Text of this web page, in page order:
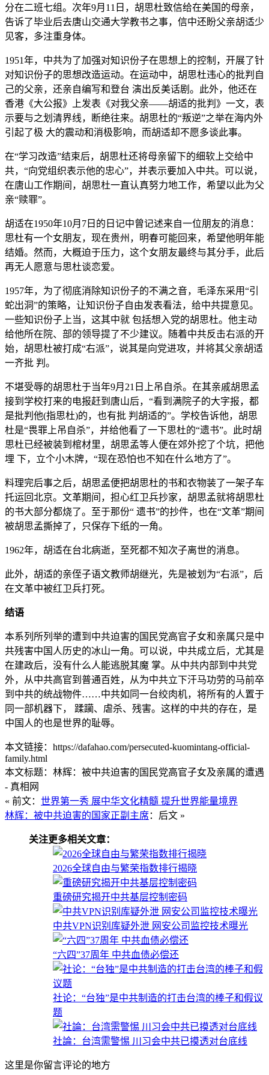
分在二班七组。次年9月11日，胡思杜致信给在美国的母亲，
告诉了毕业后去唐山交通大学教书之事，信中还盼父亲胡适少
见客，多注重身体。
1951年，中共为了加强对知识份子在思想上的控制，开展了针
对知识份子的思想改造运动。在运动中，胡思杜违心的批判自
己的父亲，还亲自编写和登台 演出反美话剧。此外，他还在
香港《大公报》上发表《对我父亲——胡适的批判》一文，表
示要与之划清界线，断绝往来。胡思杜的“叛逆”之举在海内外
引起了极 大的震动和消极影响，而胡适却不愿多谈此事。
在“学习改造”结束后，胡思杜还将母亲留下的细软上交给中
共，“向党组织表示他的忠心”，并表示要加入中共。可以说，
在唐山工作期间，胡思杜一直认真努力地工作，希望以此为父
亲“赎罪”。
胡适在1950年10月7日的日记中曾记述来自一位朋友的消息：
思杜有一个女朋友，现在贵州，明春可能回来，希望他明年能
结婚。然而，大概迫于压力，这个女朋友最终与其分手，此后
再无人愿意与思杜谈恋爱。
1957年，为了彻底消除知识份子的不满之音，毛泽东采用“引
蛇出洞”的策略，让知识份子自由发表看法，给中共提意见。
一些知识份子上当，这其中就 包括想入党的胡思杜。他主动
给他所在院、部的领导提了不少建议。随着中共反击右派的开
始，胡思杜被打成“右派”，说其是向党进攻，并将其父亲胡适
一齐批 判。
不堪受辱的胡思杜于当年9月21日上吊自杀。在其亲戚胡思孟
接到学校打来的电报赶到唐山后，“看到满院子的大字报，都
是批判他(指思杜)的，也有批 判胡适的”。学校告诉他，胡思
杜是“畏罪上吊自杀”，并给他看了一下思杜的“遗书”。此时胡
思杜已经被装到棺材里，胡思孟等人便在郊外挖了个坑，把他
埋 下，立个小木牌，“现在恐怕也不知在什么地方了”。
料理完后事之后，胡思孟便把胡思杜的书和衣物装了一架子车
托运回北京。文革期间，担心红卫兵抄家，胡思孟就将胡思杜
的书大部分都烧了。至于那份“ 遗书”的抄件，也在“文革”期间
被胡思孟撕掉了，只保存下纸的一角。
1962年，胡适在台北病逝，至死都不知次子离世的消息。
此外，胡适的亲侄子语文教师胡继光，先是被划为“右派”，后
在文革中被红卫兵打死。
结语
本系列所列举的遭到中共迫害的国民党高官子女和亲属只是中
共残害中国人历史的冰山一角。可以说，中共成立后，尤其是
在建政后，没有什么人能逃脱其魔 掌。从中共内部到中共党
外，从中共高官到普通百姓，从为中共立下汗马功劳的马前卒
到中共的统战物件……中共如同一台绞肉机，将所有的人置于
同一部机器下， 蹂躏、虐杀、残害。这样的中共的存在，是
中国人的也是世界的耻辱。
本文链接：https://dafahao.com/persecuted-kuomintang-official-
family.html
本文标题：林辉：被中共迫害的国民党高官子女及亲属的遭遇
- 真相网
« 前文： 世界第一秀 展中华文化精髓 提升世界能量境界
林辉：被中共迫害的国家正副主席：后文 »
关注更多相关文章：
2026全球自由与繁荣指数排行揭晓
重磅研究揭开中共基层控制密码
中共VPN识别库疑外泄 网安公司监控技术曝光
“六四”37周年 中共血债必偿还
社论：“台独”是中共制造的打击台湾的棒子和假议
题
社論：台湾需警惕 川习会中共已摸透对台底线
这里是你留言评论的地方